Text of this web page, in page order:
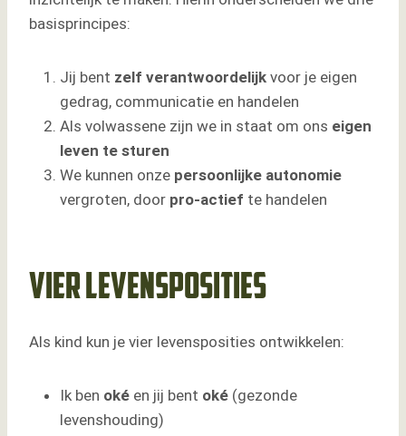
basisprincipes:
Jij bent zelf verantwoordelijk voor je eigen
gedrag, communicatie en handelen
Als volwassene zijn we in staat om ons eigen
leven te sturen
We kunnen onze persoonlijke autonomie
vergroten, door pro-actief te handelen
Vier levensposities
Als kind kun je vier levensposities ontwikkelen:
Ik ben oké en jij bent oké (gezonde
levenshouding)